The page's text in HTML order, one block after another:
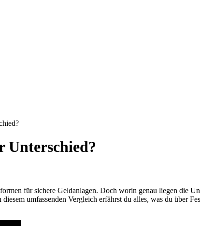
Unterschied?
für sichere Geldanlagen. Doch worin genau liegen die
umfassenden Vergleich erfährst du alles, was du über